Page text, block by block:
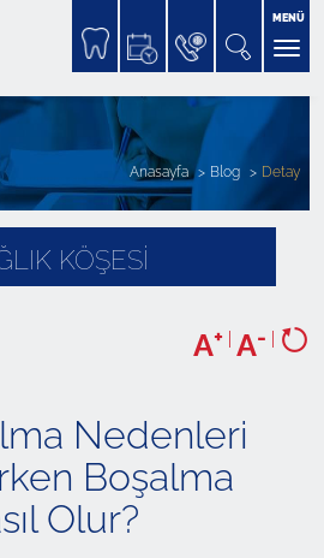
MENÜ
KÖŞESİ
Anasayfa Blog Detay
A+ | A- |
Nedenleri
Boşalma
Olur?